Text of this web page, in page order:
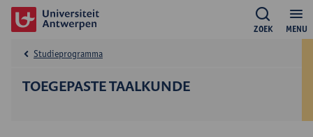
MENU
ZOEK
TOEGEPASTE TAALKUNDE
Studieprogramma